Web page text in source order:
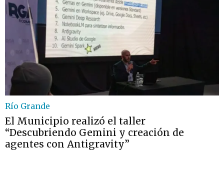
Río Grande
El Municipio realizó el taller
“Descubriendo Gemini y creación de
agentes con Antigravity”